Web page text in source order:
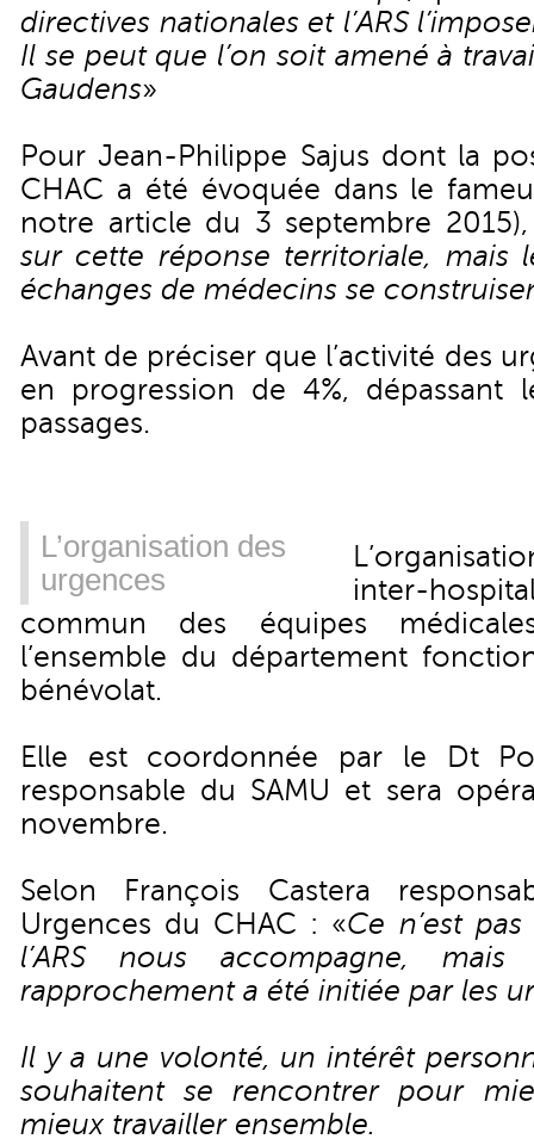
directives nationales et l’ARS
Il se peut que l’on soit amené à
Gaudens»
Pour Jean-Philippe Sajus dont la
CHAC a été évoquée dans le
notre article du 3 septembre 2015
sur cette réponse territoriale, mais
échanges de médecins se
Avant de préciser que l’activité des
en progression de 4%,
passages.
L’organisation des
urgences
inter-
commun des équipes
l’ensemble du département
bénévolat.
Elle est coordonnée par le Dt
responsable du SAMU et sera
novembre.
Selon François Castera
Urgences du CHAC : «Ce n’est
l’ARS nous accompagne,
rapprochement a été initiée par les
Il y a une volonté, un intérêt
souhaitent se rencontrer pour
mieux travailler ensemble.